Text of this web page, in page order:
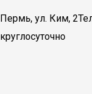
Пермь, ул. Ким,
круглосуточно